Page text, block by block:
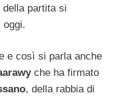
partita si
oggi.
e così si parla anche
che ha firmato
, della rabbia di